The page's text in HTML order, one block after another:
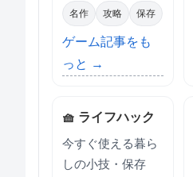
名作 攻略 保存
ゲーム記事をも
っと →
🧺 ライフハック
今すぐ使える暮ら
しの小技・保存